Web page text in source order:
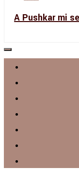
A Pushkar mi